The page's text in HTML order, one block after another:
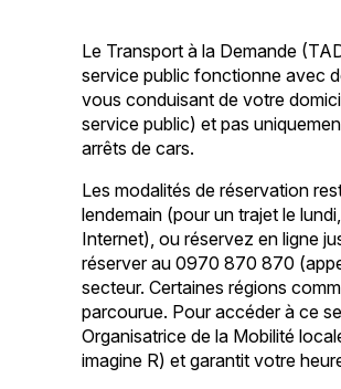
Le Transport à la Demande
service public fonctionne avec
vous conduisant de votre
service public) et pas
arrêts de cars.
Les modalités de réservation
lendemain (pour un trajet le
Internet), ou réservez en ligne
réserver au 0970 870 870
secteur. Certaines régions
parcourue. Pour accéder à ce
Organisatrice de la Mobilité
imagine R) et garantit votre